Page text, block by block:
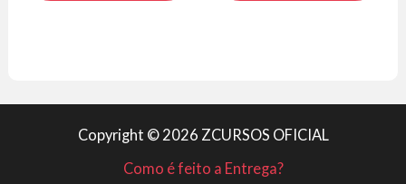
Copyright © 2026 ZCURSOS OFICIAL
Como é feito a Entrega?